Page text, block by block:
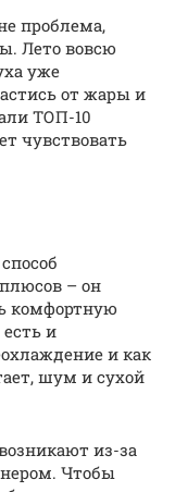
проблема,
Лето вовсю
уже
от жары и
ТОП-10
чувствовать
– он
комфортную
и
и как
шум и сухой
из-за
Чтобы